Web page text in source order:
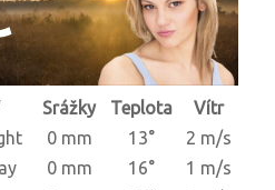
Srážky Teplota
Vítr
0 mm 13°
2 m/s
0 mm 16°
1 m/s